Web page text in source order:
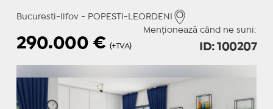
Bucuresti-Ilfov - POPESTI-LEORDENI
Menționează când ne suni:
290.000 € (+TVA) ID: 100207